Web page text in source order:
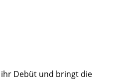
Debüt und bringt die